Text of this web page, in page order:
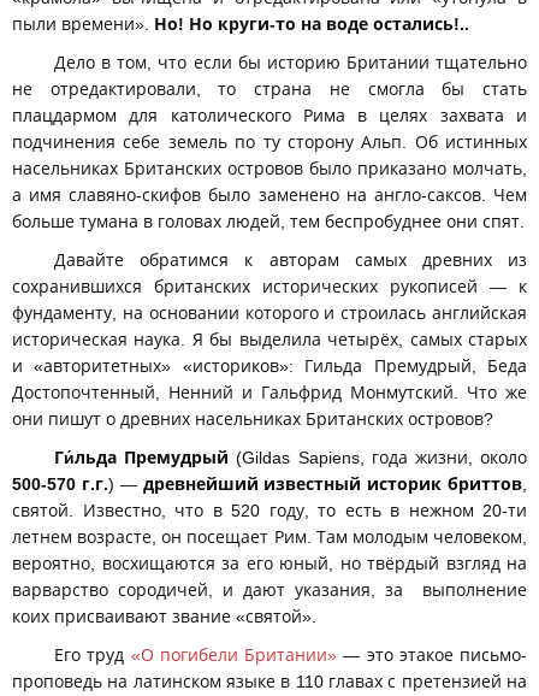
пыли времени». Но! Но круги-то на воде остались!..
Дело в том, что если бы историю Британии тщательно
не отредактировали, то страна не смогла бы стать
плацдармом для католического Рима в целях захвата и
подчинения себе земель по ту сторону Альп. Об истинных
насельниках Британских островов было приказано молчать,
а имя славяно-скифов было заменено на англо-саксов. Чем
больше тумана в головах людей, тем беспробуднее они спят.
Давайте обратимся к авторам самых древних из
сохранившихся британских исторических рукописей — к
фундаменту, на основании которого и строилась английская
историческая наука. Я бы выделила четырёх, самых старых
и «авторитетных» «историков»: Гильда Премудрый, Беда
Достопочтенный, Ненний и Гальфрид Монмутский. Что же
они пишут о древних насельниках Британских островов?
Ги́льда Премудрый (Gildas Sapiens, года жизни, около
500-570 г.г.) — древнейший известный историк бриттов
святой. Известно, что в 520 году, то есть в нежном 20-ти
летнем возрасте, он посещает Рим. Там молодым человеком,
вероятно, восхищаются за его юный, но твёрдый взгляд на
варварство сородичей, и дают указания, за выполнение
коих присваивают звание «святой».
Его труд «О погибели Британии»— это этакое письмо-
проповедь на латинском языке в 110 главах с претензией на